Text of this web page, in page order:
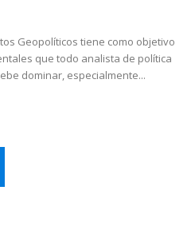
Geopolíticos tiene como objetivo
que todo analista de política
dominar, especialmente...